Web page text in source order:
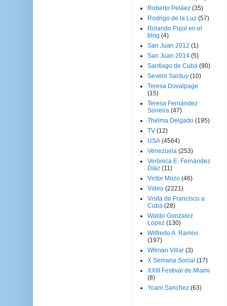
Roberto Peláez (35)
Rodrigo de la Luz (57)
Rolando Pujol en el
blog (4)
San Juan 2012 (1)
San Juan 2014 (5)
Santiago de Cuba (90)
Severo Sarduy (10)
Teresa Dovalpage
(15)
Teresa Fernández
Soneira (47)
Thelma Delgado (195)
TV (12)
USA (4564)
Venezuela (253)
Verónica E. Fernández
Díaz (11)
Victor Mozo (46)
Video (2221)
Visita de Francisco a
Cuba (28)
Waldo Gonzalez
Lopez (130)
Wilfredo A. Ramos
(197)
Wilman Villar (3)
X Semana Social (17)
XXIII Festival de Miami
(8)
Yoani Sanchez (63)